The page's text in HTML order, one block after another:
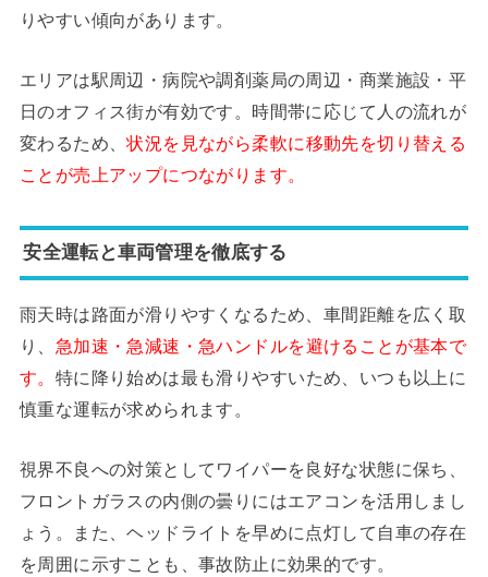
りやすい傾向があります。
エリアは駅周辺・病院や調剤薬局の周辺・商業施設・平
日のオフィス街が有効です。時間帯に応じて人の流れが
変わるため、状況を見ながら柔軟に移動先を切り替える
ことが売上アップにつながります。
安全運転と車両管理を徹底する
雨天時は路面が滑りやすくなるため、車間距離を広く取
り、 急加速・急減速・急ハンドルを避けることが基本で
す。 特に降り始めは最も滑りやすいため、いつも以上に
慎重な運転が求められます。
視界不良への対策としてワイパーを良好な状態に保ち、
フロントガラスの内側の曇りにはエアコンを活用しまし
ょう。また、ヘッドライトを早めに点灯して自車の存在
を周囲に示すことも、事故防止に効果的です。